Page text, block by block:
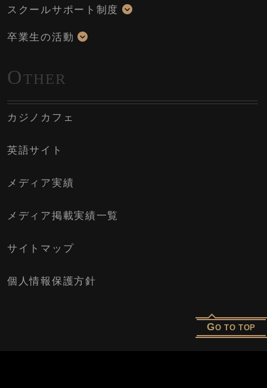
スクールサポート制度
卒業生の活動
OTHER
カジノカフェ
英語サイト
メディア実績
メディア掲載実績一覧
サイトマップ
個人情報保護方針
GO TO TOP